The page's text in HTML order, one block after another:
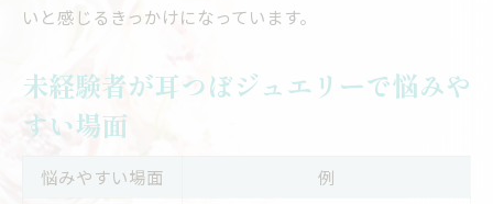
いと感じるきっかけになっています。
未経験者が耳つぼジュエリーで悩みや
すい場面
悩みやすい場面
例